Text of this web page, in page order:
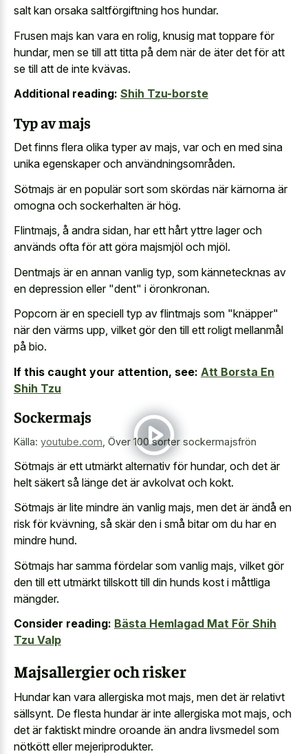
salt kan orsaka saltförgiftning hos hundar.
Frusen majs kan vara en rolig, knusig mat toppare för
hundar, men se till att titta på dem när de äter det för att
se till att de inte kvävas.
Additional reading: Shih Tzu-borste
Typ av majs
Det finns flera olika typer av majs, var och en med sina
unika egenskaper och användningsområden.
Sötmajs är en populär sort som skördas när kärnorna är
omogna och sockerhalten är hög.
Flintmajs, å andra sidan, har ett hårt yttre lager och
används ofta för att göra majsmjöl och mjöl.
Dentmajs är en annan vanlig typ, som kännetecknas av
en depression eller "dent" i öronkronan.
Popcorn är en speciell typ av flintmajs som "knäpper"
när den värms upp, vilket gör den till ett roligt mellanmål
på bio.
If this caught your attention, see: Att Borsta En
Shih Tzu
Sockermajs
Källa: youtube.com Över 100 sorter sockermajsfrön
Sötmajs är ett utmärkt alternativ för hundar, och det är
helt säkert så länge det är avkolvat och kokt.
Sötmajs är lite mindre än vanlig majs, men det är ändå en
risk för kvävning, så skär den i små bitar om du har en
mindre hund.
Sötmajs har samma fördelar som vanlig majs, vilket gör
den till ett utmärkt tillskott till din hunds kost i måttliga
mängder.
Consider reading: Bästa Hemlagad Mat För Shih
Tzu Valp
Majsallergier och risker
Hundar kan vara allergiska mot majs, men det är relativt
sällsynt. De flesta hundar är inte allergiska mot majs, och
det är faktiskt mindre oroande än andra livsmedel som
nötkött eller mejeriprodukter.